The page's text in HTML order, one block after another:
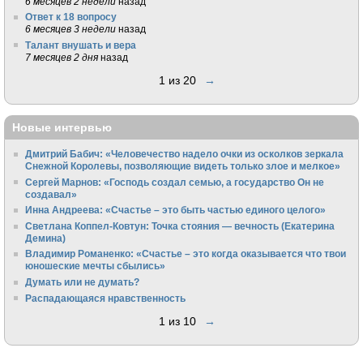
Ответ к 18 вопросу
6 месяцев 3 недели назад
Талант внушать и вера
7 месяцев 2 дня назад
1 из 20 →
Новые интервью
Дмитрий Бабич: «Человечество надело очки из осколков зеркала
Снежной Королевы, позволяющие видеть только злое и мелкое»
Сергей Марнов: «Господь создал семью, а государство Он не
создавал»
Инна Андреева: «Счастье – это быть частью единого целого»
Светлана Коппел-Ковтун: Точка стояния — вечность (Екатерина
Демина)
Владимир Романенко: «Счастье – это когда оказывается что твои
юношеские мечты сбылись»
Думать или не думать?
Распадающаяся нравственность
1 из 10 →